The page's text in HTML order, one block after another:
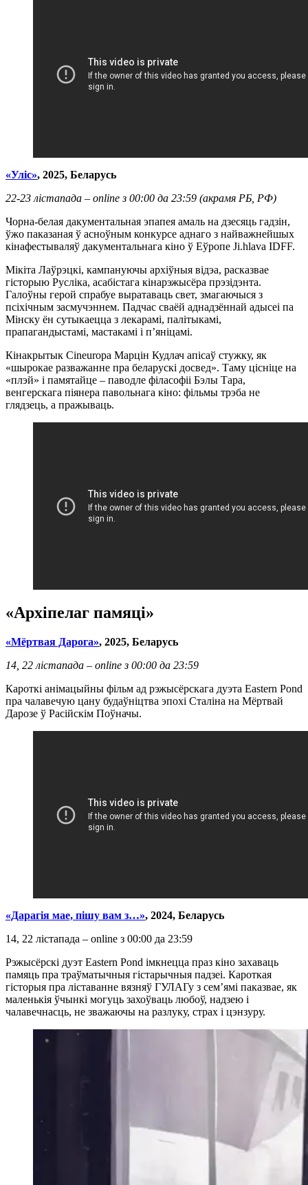
«Уліс», 2025, Беларусь
22-23 лістапада – online з 00:00 да 23:59 (акрамя РБ, РФ)
Чорна-белая дакументальная эпапея амаль на дзесяць гадзін,
ўжо паказаная ў асноўным конкурсе аднаго з найважнейшых
кінафестываляў дакументальнага кіно ў Еўропе Ji.hlava IDFF.
Мікіта Лаўрэцкі, кампануючы архіўныя відэа, расказвае
гісторыю Русліка, асабістага кінарэжысёра прэзідэнта.
Галоўны герой спрабуе выратаваць свет, змагаючыся з
псіхічным засмучэннем. Падчас сваёй аднадзённай адысеі па
Мінску ён сутыкаецца з лекарамі, палітыкамі,
прапагандыстамі, мастакамі і п’яніцамі.
Кінакрытык Cineuropa Марцін Кудлач апісаў стужку, як
«шырокае разважанне пра беларускі досвед». Таму цісніце на
«плэй» і памятайце – паводле філасофіі Бэлы Тара,
венгерскага піянера павольнага кіно: фільмы трэба не
глядзець, а пражываць.
«Архіпелаг памяці»
«Мёртвая Дарога», 2025, Беларусь
14, 22 лістапада – online з 00:00 да 23:59
Кароткі анімацыйны фільм ад рэжысёрскага дуэта Eastern Pond
пра чалавечую цану будаўніцтва эпохі Сталіна на Мёртвай
Дарозе ў Расійскім Поўначы.
«Дарагія мае, пішу вам з…», 2024, Беларусь
14, 22 лістапада – online з 00:00 да 23:59
Рэжысёрскі дуэт Eastern Pond імкнецца праз кіно захаваць
памяць пра траўматычныя гістарычныя падзеі. Кароткая
гісторыя пра ліставанне вязняў ГУЛАГу з сем’ямі паказвае, як
маленькія ўчынкі могуць захоўваць любоў, надзею і
чалавечнасць, не зважаючы на разлуку, страх і цэнзуру.